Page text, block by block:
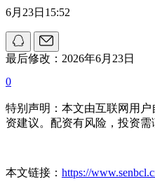
6月23日15:52
最后修改：2026年6月23日
0
特别声明：本文由互联网用
资建议。配资有风险，投资需
本文链接： https://